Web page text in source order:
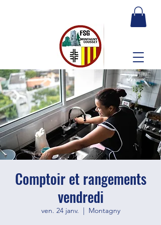
Comptoir et rangements
vendredi
ven. 24 janv.
  |
Montagny